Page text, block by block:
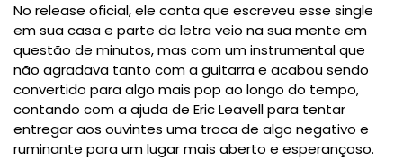
No release oficial, ele conta que escreveu esse single
em sua casa e parte da letra veio na sua mente em
questão de minutos, mas com um instrumental que
não agradava tanto com a guitarra e acabou sendo
convertido para algo mais pop ao longo do tempo,
contando com a ajuda de Eric Leavell para tentar
entregar aos ouvintes uma troca de algo negativo e
ruminante para um lugar mais aberto e esperançoso.